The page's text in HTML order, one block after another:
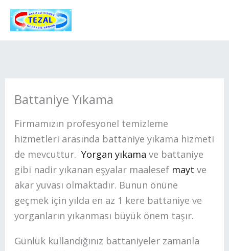
İçeriğe
atla
Battaniye Yıkama
Firmamızın profesyonel temizleme
hizmetleri arasında battaniye yıkama hizmeti
de mevcuttur.Yorgan yıkama ve battaniye
gibi nadir yıkanan eşyalar maalesef mayt ve
akar yuvası olmaktadır. Bunun önüne
geçmek için yılda en az 1 kere battaniye ve
yorganların yıkanması büyük önem taşır.
Günlük kullandığınız battaniyeler zamanla